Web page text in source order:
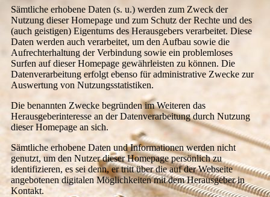
Sämtliche erhobene Daten (s. u.) werden zum Zweck der
Nutzung dieser Homepage und zum Schutz der Rechte und des
(auch geistigen) Eigentums des Herausgebers verarbeitet. Diese
Daten werden auch verarbeitet, um den Aufbau sowie die
Aufrechterhaltung der Verbindung sowie ein problemloses
Surfen auf dieser Homepage gewährleisten zu können. Die
Datenverarbeitung erfolgt ebenso für administrative Zwecke zur
Auswertung von Nutzungsstatistiken.
Die benannten Zwecke begründen im Weiteren das
Herausgeberinteresse an der Datenverarbeitung durch Nutzung
dieser Homepage an sich.
Sämtliche erhobene Daten und Informationen werden nicht
genutzt, um den Nutzer dieser Homepage persönlich zu
identifizieren, es sei denn, er tritt über die auf der Webseite
angebotenen digitalen Möglichkeiten mit dem Herausgeber in
Kontakt.